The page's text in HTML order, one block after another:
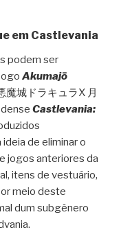
em Castlevania
podem ser
Akumajō
魔城ドラキュラX 月
Castlevania:
de eliminar o
jogos anteriores da
itens de vestuário,
meio deste
dum subgênero